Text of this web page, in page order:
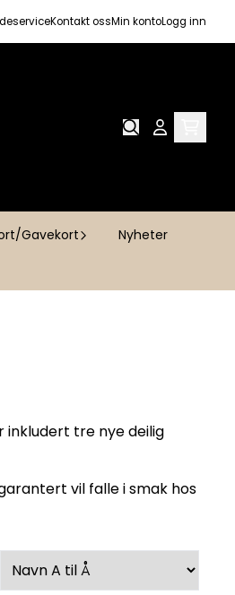
Kontakt ossMin kontoLogg inn
Gavekort
Nyheter
inkludert tre nye deilig
vil falle i smak hos